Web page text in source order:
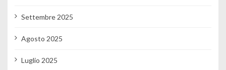
Settembre 2025
Agosto 2025
Luglio 2025